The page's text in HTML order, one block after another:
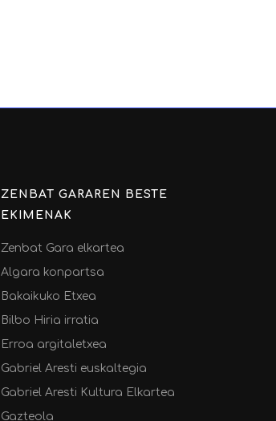
ZENBAT GARAREN BESTE
EKIMENAK
Zenbat Gara elkartea
Algara konpartsa
Bakaikuko Etxea
Bilbo Hiria irratia
Erroa argitaletxea
Gabriel Aresti euskaltegia
Gabriel Aresti Kultura Elkartea
Gazteola